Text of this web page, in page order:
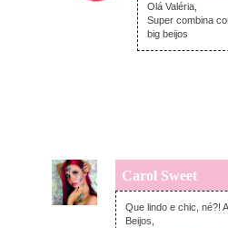
Olá Valéria,
Super combina
big beijos
Carol Sweet
Que lindo e chic, né?!
Beijos,